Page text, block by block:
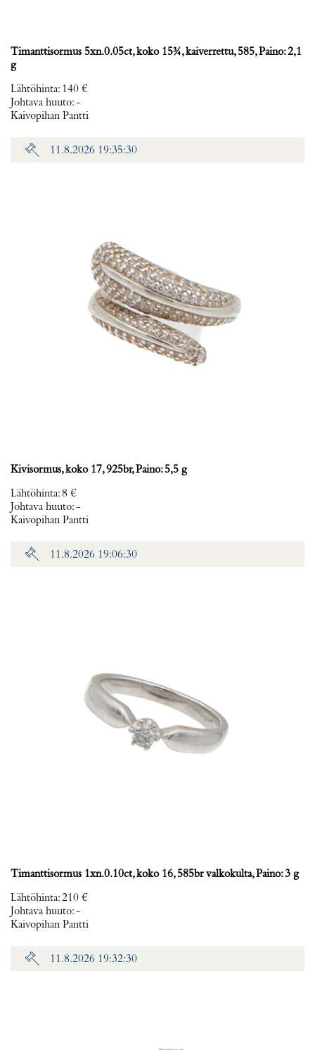
Timanttisormus 5xn.0.05ct, koko 15¾, kaiverrettu, 585, Paino: 2,1
g
Lähtöhinta: 140 €
Johtava huuto:-
Kaivopihan Pantti
11.8.2026 19:35:30
Kivisormus, koko 17, 925br, Paino: 5,5 g
Lähtöhinta:8 €
Johtava huuto:-
Kaivopihan Pantti
11.8.2026 19:06:30
Timanttisormus 1xn.0.10ct, koko 16, 585br valkokulta, Paino: 3 g
Lähtöhinta:210 €
Johtava huuto:-
Kaivopihan Pantti
11.8.2026 19:32:30